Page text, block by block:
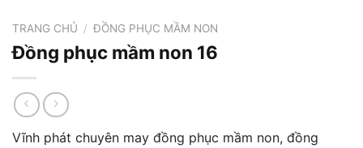
TRANG CHỦ / ĐỒNG PHỤC MẦM NON
Đồng phục mầm non 16
Vĩnh phát chuyên may đồng phục mầm non, đồng